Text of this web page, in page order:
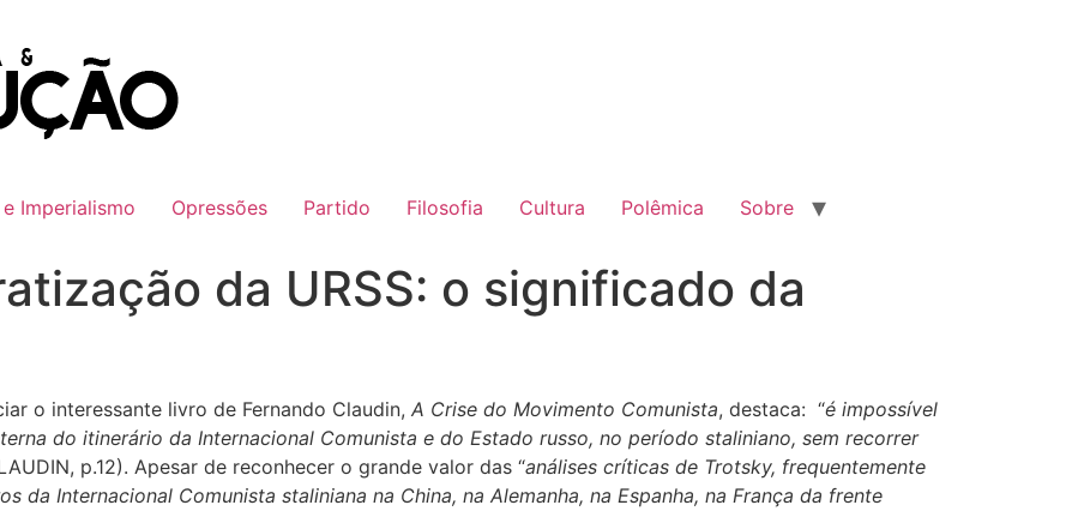
Imperialismo Opressões Partido Filosofia Cultura Polêmica Sobre
da URSS: o significado da
o interessante livro de Fernando Claudin, A Crise do Movimento Comunista, destaca: “é impossível
do itinerário da Internacional Comunista e do Estado russo, no período staliniano, sem recorrer
p.12). Apesar de reconhecer o grande valor das “análises críticas de Trotsky, frequentemente
da Internacional Comunista staliniana na China, na Alemanha, na Espanha, na França da frente